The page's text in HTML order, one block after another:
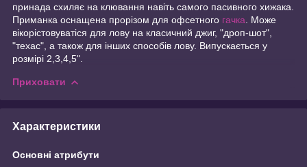
принада схиляє на клювання навіть самого пасивного хижака.
Приманка оснащена прорізом для офсетного гачка . Може
вікорістовуватіся для лову на класичний джиг, "дроп-шот",
"техас", а також для інших способів лову. Випускається у
розмірі 2,3,4,5".
Приховати
Характеристики
Основні атрибути